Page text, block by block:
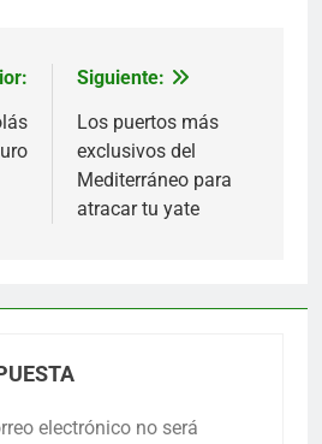
Siguiente:
Los puertos más
exclusivos del
Mediterráneo para
atracar tu yate
electrónico no será